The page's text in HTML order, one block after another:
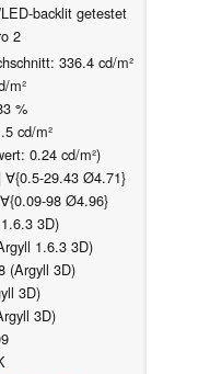
backlit getestet
2
336.4 cd/m²
m²
%
cd/m²
0.24 cd/m²)
∀{0.5-29.43 Ø4.71}
98 Ø4.96}
3D)
1.6.3 3D)
(Argyll 3D)
3D)
3D)